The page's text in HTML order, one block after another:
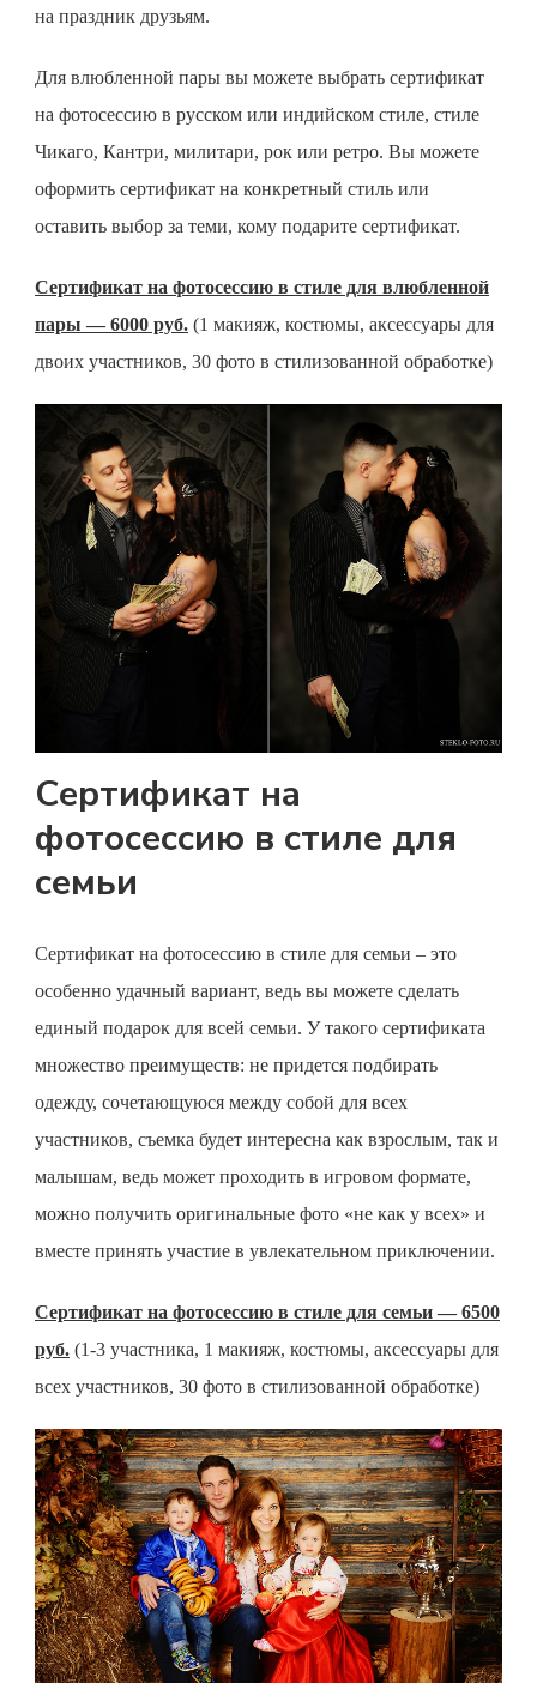
на праздник друзьям.
Для влюбленной пары вы можете выбрать сертификат
на фотосессию в русском или индийском стиле, стиле
Чикаго, Кантри, милитари, рок или ретро. Вы можете
оформить сертификат на конкретный стиль или
оставить выбор за теми, кому подарите сертификат.
Сертификат на фотосессию в стиле для влюбленной
пары — 6000 руб. (1 макияж, костюмы, аксессуары для
двоих участников, 30 фото в стилизованной обработке)
Сертификат на
фотосессию в стиле для
семьи
Сертификат на фотосессию в стиле для семьи – это
особенно удачный вариант, ведь вы можете сделать
единый подарок для всей семьи. У такого сертификата
множество преимуществ: не придется подбирать
одежду, сочетающуюся между собой для всех
участников, съемка будет интересна как взрослым, так и
малышам, ведь может проходить в игровом формате,
можно получить оригинальные фото «не как у всех» и
вместе принять участие в увлекательном приключении.
Сертификат на фотосессию в стиле для семьи — 6500
руб. (1-3 участника, 1 макияж, костюмы, аксессуары для
всех участников, 30 фото в стилизованной обработке)